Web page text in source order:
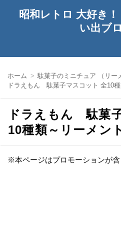
昭和レトロ 大好き
い出ブ
ホーム
駄菓子のミニチュア （リー
ドラえもん 駄菓子マスコット 全10種
ドラえもん 駄菓
10種類～リーメン
※本ページはプロモーションが